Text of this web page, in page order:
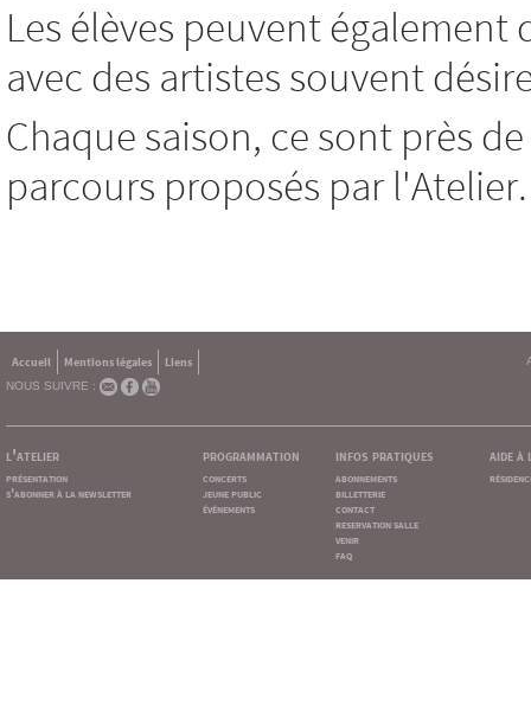
Les élèves peuvent
avec des artistes souvent
Chaque saison, ce sont près
parcours proposés par l'Atelier.
Accueil Mentions légales
Liens
NOUS SUIVRE :
l'atelier
présentation
s'abonner à la newsletter
programmation
concerts
jeune public
événements
infos pratiques
abonnements
billetterie
contact
reservation salle
venir
faq
aide